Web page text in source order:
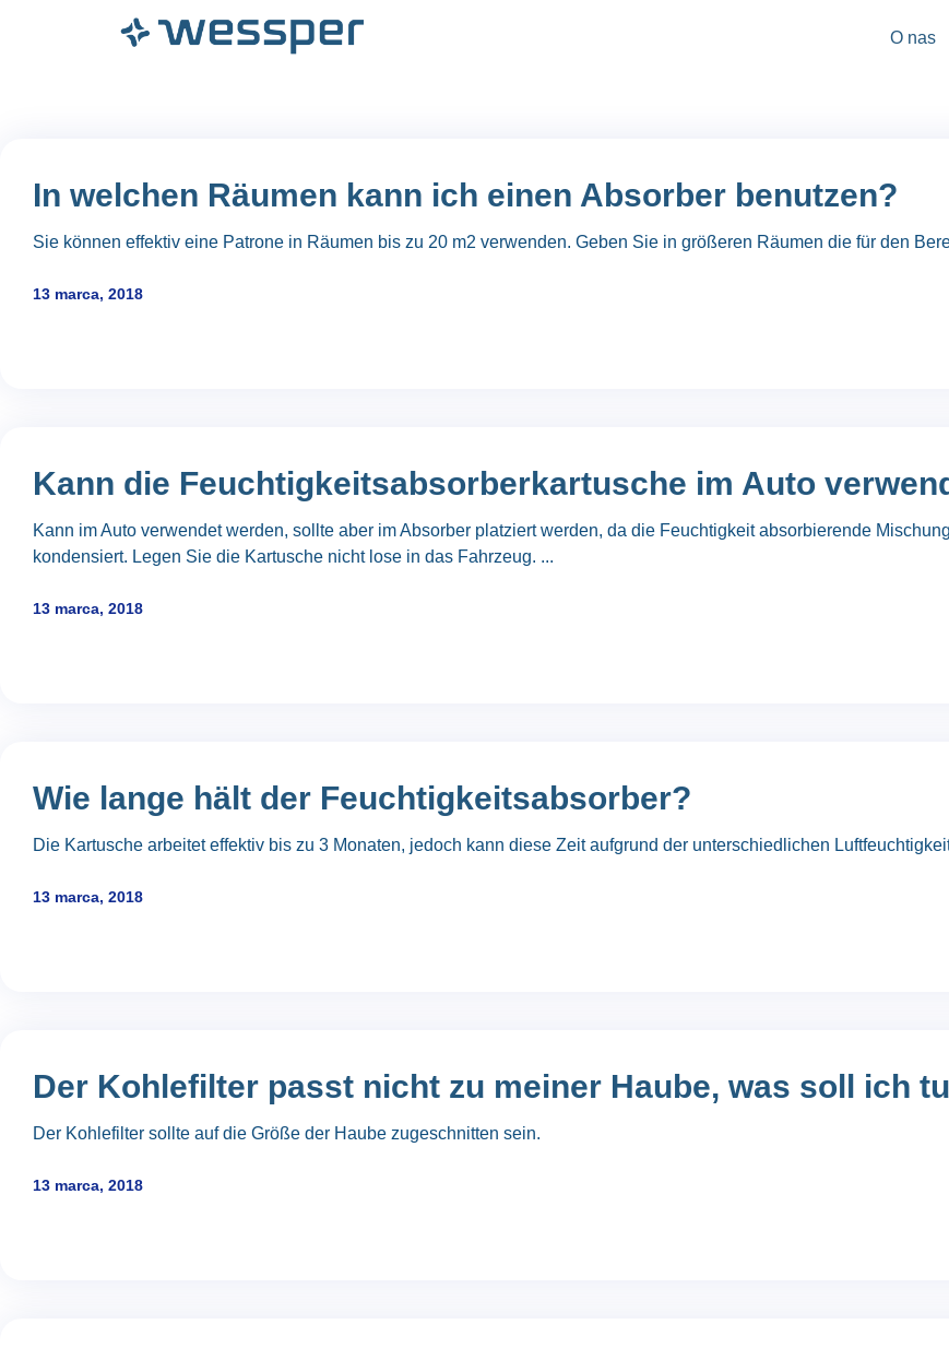
O nas
In welchen Räumen kann ich einen Absorber benutzen?
Sie können effektiv eine Patrone in Räumen bis zu 20 m2 verwenden. Geben Sie in größeren Räumen die für den
13 marca, 2018
Kann die Feuchtigkeitsabsorberkartusche im Auto
Kann im Auto verwendet werden, sollte aber im Absorber platziert werden, da die Feuchtigkeit absorbierende
kondensiert. Legen Sie die Kartusche nicht lose in das Fahrzeug. ...
13 marca, 2018
Wie lange hält der Feuchtigkeitsabsorber?
Die Kartusche arbeitet effektiv bis zu 3 Monaten, jedoch kann diese Zeit aufgrund der unterschiedlichen
13 marca, 2018
Der Kohlefilter passt nicht zu meiner Haube, was soll ich
Der Kohlefilter sollte auf die Größe der Haube zugeschnitten sein.
13 marca, 2018